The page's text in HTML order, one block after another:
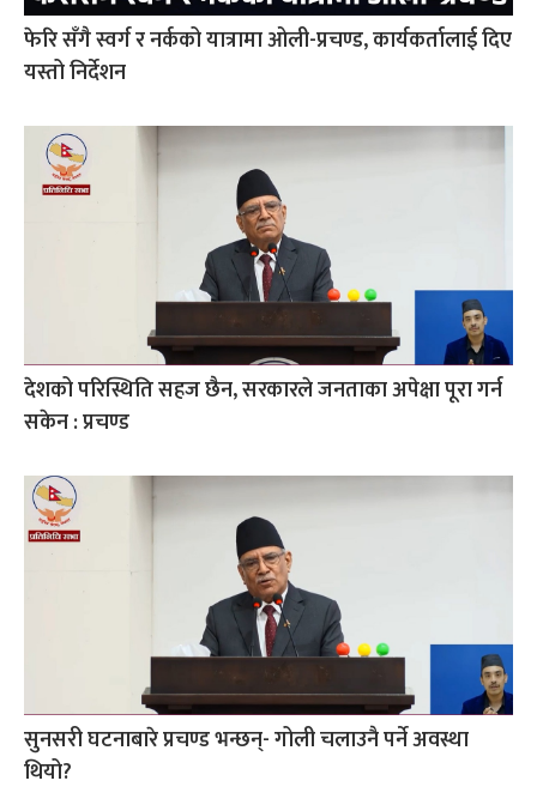
फेरि सँगै स्वर्ग र नर्कको यात्रामा ओली-प्रचण्ड, कार्यकर्तालाई दिए
यस्तो निर्देशन
देशको परिस्थिति सहज छैन, सरकारले जनताका अपेक्षा पूरा गर्न
सकेन : प्रचण्ड
सुनसरी घटनाबारे प्रचण्ड भन्छन्- गोली चलाउनै पर्ने अवस्था
थियो?